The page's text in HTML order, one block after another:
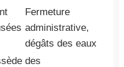
Fermeture
administrative,
dégâts des eaux
des